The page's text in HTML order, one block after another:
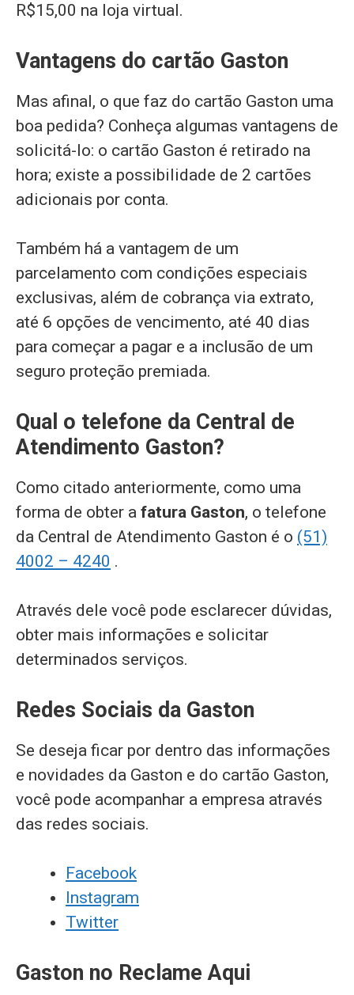
R$15,00 na loja virtual.
Vantagens do cartão Gaston
Mas afinal, o que faz do cartão Gaston uma
boa pedida? Conheça algumas vantagens de
solicitá-lo: o cartão Gaston é retirado na
hora; existe a possibilidade de 2 cartões
adicionais por conta.
Também há a vantagem de um
parcelamento com condições especiais
exclusivas, além de cobrança via extrato,
até 6 opções de vencimento, até 40 dias
para começar a pagar e a inclusão de um
seguro proteção premiada.
Qual o telefone da Central de
Atendimento Gaston?
Como citado anteriormente, como uma
forma de obter a fatura Gaston, o telefone
da Central de Atendimento Gaston é o (51)
4002 – 4240 .
Através dele você pode esclarecer dúvidas,
obter mais informações e solicitar
determinados serviços.
Redes Sociais da Gaston
Se deseja ficar por dentro das informações
e novidades da Gaston e do cartão Gaston,
você pode acompanhar a empresa através
das redes sociais.
Facebook
Instagram
Twitter
Gaston no Reclame Aqui